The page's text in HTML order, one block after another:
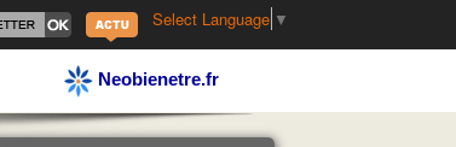
Select Language ▼
Neobienetre.fr